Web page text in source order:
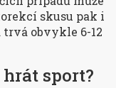
skusu pak i
trvá obvykle 6-12
sport?